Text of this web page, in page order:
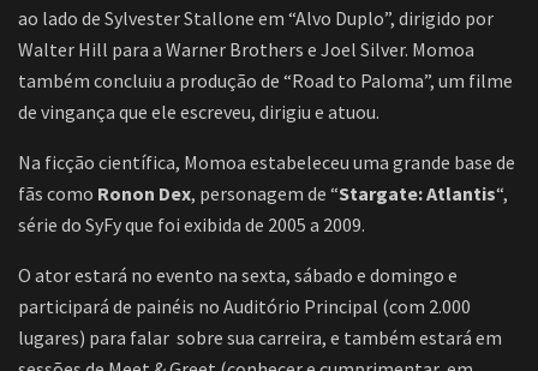
ao lado de Sylvester Stallone em “Alvo Duplo”, dirigido por
Walter Hill para a Warner Brothers e Joel Silver. Momoa
também concluiu a produção de “Road to Paloma”, um filme
de vingança que ele escreveu, dirigiu e atuou.
Na ficção científica, Momoa estabeleceu uma grande base de
fãs como Ronon Dex, personagem de “Stargate: Atlantis“,
série do SyFy que foi exibida de 2005 a 2009.
O ator estará no evento na sexta, sábado e domingo e
participará de painéis no Auditório Principal (com 2.000
lugares) para falar sobre sua carreira, e também estará em